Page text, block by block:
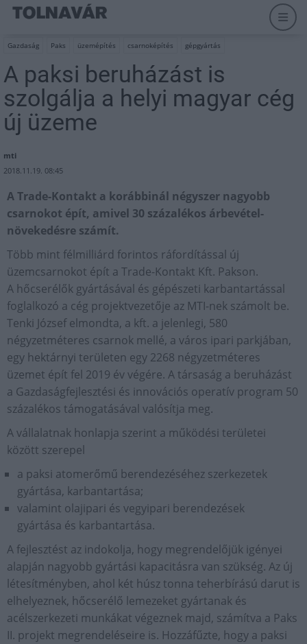
Gazdaság Paks üzemépítés csarnoképítés gépgyártás
A paksi beruházást is
szolgálja a helyi magyar cég
új üzeme
mti
2018.11.19. 08:45
A Trade-Kontakt a korábbinál négyszer nagyobb
csarnokot épít, amivel 30 százalékos árbevétel-
növekedésre számít.
Több mint félmilliárd forintos ráfordítással új
üzemcsarnokot épít a Trade-Kontakt Kft. Pakson.
A hőcserélők gyártásával és gépészeti karbantartással
foglalkozó a cég projektvezetője az MTI-nek számolt be.
Tenki József elmondta, a kft. a jelenlegi, 580
négyzetméteres csarnok mellé, a város ipari parkjában,
egy hektárnyi területen egy 2268 négyzetméteres
üzemet épít fel 2019 év végére. A társaság a beruházást
a Gazdaságfejlesztési és innovációs operatív program 50
százalékos támogatásával valósítja meg.
A vállalatnak honlapja szerint a működési területei
között szerepel
a paksi atomerőmű berendezéséhez szerkezetek
gyártása, karbantartása;
valamint olajipari és vegyipari berendezések
gyártása és karbantartása.
A fejlesztést az indokolja, hogy megrendelőjük igényei
alapján nagyobb gyártási kapacitásra van szükség. Az új
létesítményben, ahol két húsz tonna teherbírású darut is
elhelyeznek, hőcserélő lemezeket gyártanak és
acélszerkezeti munkákat végeznek majd, számítva a Paks
II. projekt megrendeléseire is. Hozzáfűzte, hogy a paksi